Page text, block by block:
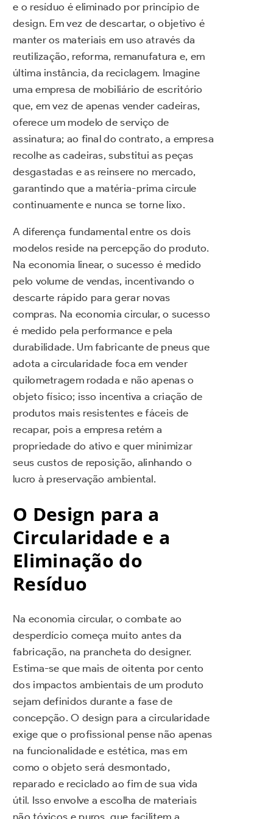
e o resíduo é eliminado por princípio de
design. Em vez de descartar, o objetivo é
manter os materiais em uso através da
reutilização, reforma, remanufatura e, em
última instância, da reciclagem. Imagine
uma empresa de mobiliário de escritório
que, em vez de apenas vender cadeiras,
oferece um modelo de serviço de
assinatura; ao final do contrato, a empresa
recolhe as cadeiras, substitui as peças
desgastadas e as reinsere no mercado,
garantindo que a matéria-prima circule
continuamente e nunca se torne lixo.
A diferença fundamental entre os dois
modelos reside na percepção do produto.
Na economia linear, o sucesso é medido
pelo volume de vendas, incentivando o
descarte rápido para gerar novas
compras. Na economia circular, o sucesso
é medido pela performance e pela
durabilidade. Um fabricante de pneus que
adota a circularidade foca em vender
quilometragem rodada e não apenas o
objeto físico; isso incentiva a criação de
produtos mais resistentes e fáceis de
recapar, pois a empresa retém a
propriedade do ativo e quer minimizar
seus custos de reposição, alinhando o
lucro à preservação ambiental.
O Design para a
Circularidade e a
Eliminação do
Resíduo
Na economia circular, o combate ao
desperdício começa muito antes da
fabricação, na prancheta do designer.
Estima-se que mais de oitenta por cento
dos impactos ambientais de um produto
sejam definidos durante a fase de
concepção. O design para a circularidade
exige que o profissional pense não apenas
na funcionalidade e estética, mas em
como o objeto será desmontado,
reparado e reciclado ao fim de sua vida
útil. Isso envolve a escolha de materiais
não tóxicos e puros, que facilitem a